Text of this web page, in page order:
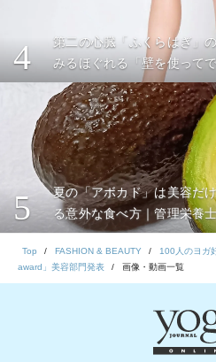
4
第二の心臓「ふくらはぎ」
みるほぐれる「壁を使って
5
夏の「アボカド」は美容だ
る意外な食べ方｜管理栄養
Top FASHION & BEAUTY
100人のヨガ
award」美容部門発表
画像・動画一覧